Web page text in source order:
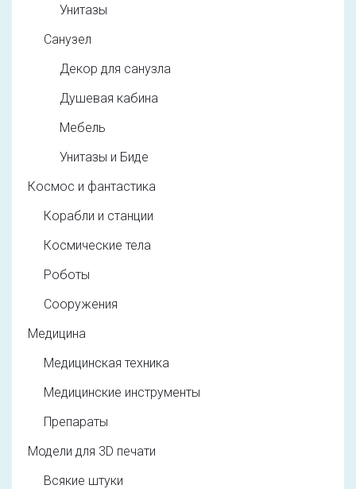
Унитазы
Санузел
Декор для санузла
Душевая кабина
Мебель
Унитазы и Биде
Космос и фантастика
Корабли и станции
Космические тела
Роботы
Сооружения
Медицина
Медицинская техника
Медицинские инструменты
Препараты
Модели для 3D печати
Всякие штуки